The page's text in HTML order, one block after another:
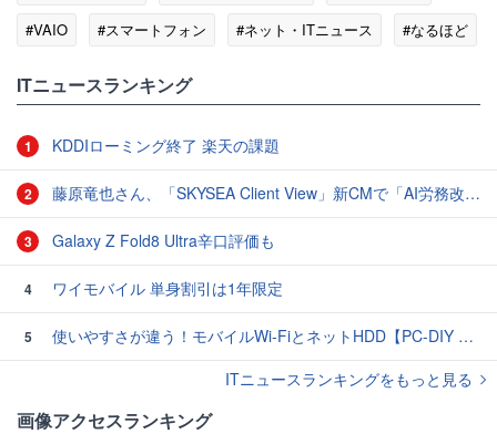
#VAIO
#スマートフォン #ネット・ITニュース #なるほど
ITニュースランキング
1 KDDIローミング終了 楽天の課題
2 藤原竜也さん、「SKYSEA Client View」新CMで「AI労務改善」をアピール 働き方をAIが分析したら「すぐに休んで」と言われる？
3 Galaxy Z Fold8 Ultra辛口評価も
4 ワイモバイル 単身割引は1年限定
5
使いやすさが違う！モバイルWi-FiとネットHDD【PC-DIY 秋の陣】
ITニュースランキングをもっと見る
画像アクセスランキング